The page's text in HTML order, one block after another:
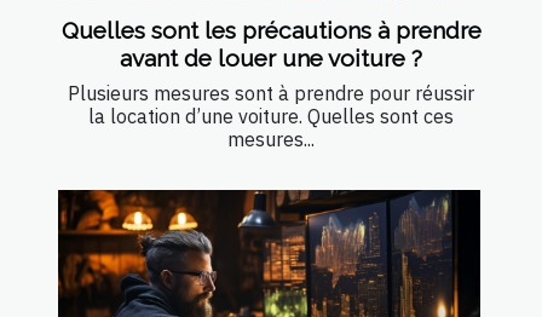
Quelles sont les précautions à prendre
avant de louer une voiture ?
Plusieurs mesures sont à prendre pour réussir
la location d’une voiture. Quelles sont ces
mesures...